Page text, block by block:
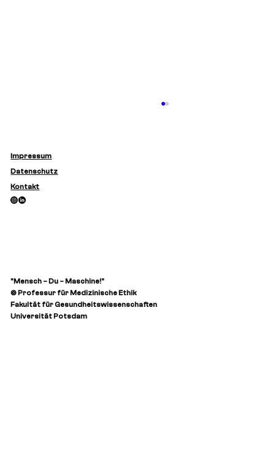
Impressum
Datenschutz
Kontakt
"Mensch – Du – Maschine!"
© Professur für Medizinische Ethik
Fakultät für Gesundheitswissenschaften
Universität Potsdam